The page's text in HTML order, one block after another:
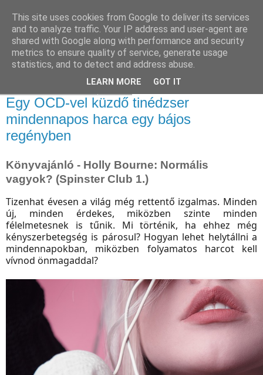
Egy OCD-vel küzdő tinédzser
mindennapos harca egy bájos
regényben
Könyvajánló - Holly Bourne: Normális
vagyok? (Spinster Club 1.)
Tizenhat évesen a világ még rettentő izgalmas. Minden
új, minden érdekes, miközben szinte minden
félelmetesnek is tűnik. Mi történik, ha ehhez még
kényszerbetegség is párosul? Hogyan lehet helytállni a
mindennapokban, miközben folyamatos harcot kell
vívnod önmagaddal?
This site uses cookies from Google to deliver its services
and to analyze traffic. Your IP address and user-agent are
shared with Google along with performance and security
metrics to ensure quality of service, generate usage
statistics, and to detect and address abuse.
LEARN MORE GOT IT